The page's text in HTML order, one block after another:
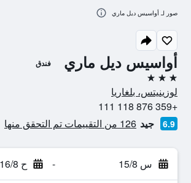
أواسيس ديل ماري فندق
3 نجوم
لوزينيتس، بلغاريا
+359 876 118 111
6.9 جيد 126 من التقييمات تم التحقق منها
س 15/8 - ح 16/8
صور لـ أواسيس ديل ماري